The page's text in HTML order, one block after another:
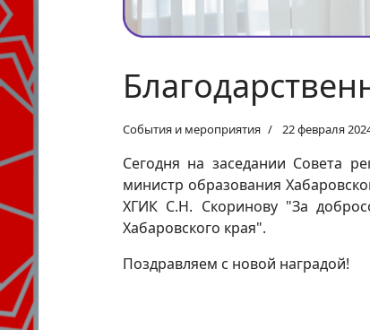
События и мероприятия 22 февраля
Сегодня на заседании Совета
министр образования
ХГИК С.Н. Скоринову "За
Хабаровского края".
Поздравляем с новой наградой!